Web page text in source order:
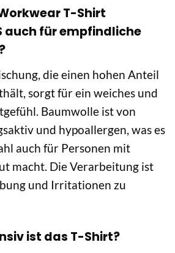
T-Shirt
auch für empfindliche
die einen hohen Anteil
sorgt für ein weiches und
Baumwolle ist von
und hypoallergen, was es
auch für Personen mit
macht. Die Verarbeitung ist
und Irritationen zu
ist das T-Shirt?